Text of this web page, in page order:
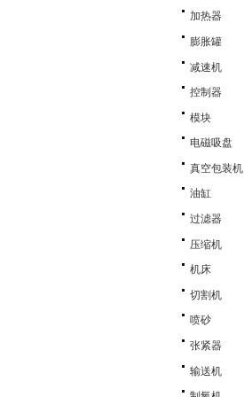
加热器
膨胀罐
减速机
控制器
模块
电磁吸盘
真空包装机
油缸
过滤器
压缩机
机床
切割机
喷砂
张紧器
输送机